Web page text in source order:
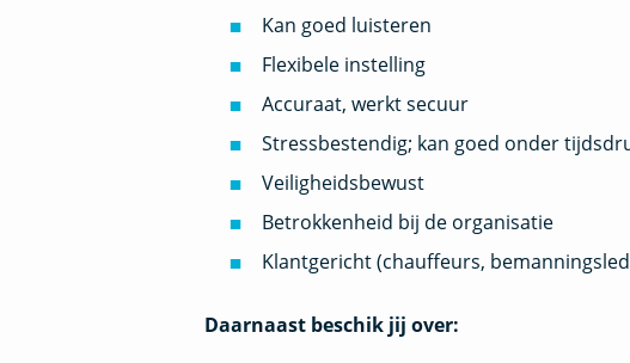
Kan goed luisteren
Flexibele instelling
Accuraat, werkt secuur
Stressbestendig; kan goed onder
Veiligheidsbewust
Betrokkenheid bij de organisatie
Klantgericht (chauffeurs,
Daarnaast beschik jij over: